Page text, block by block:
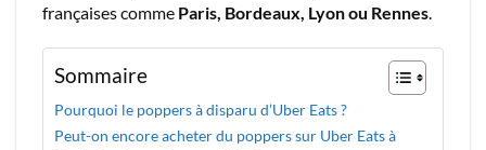
françaises comme Paris, Bordeaux, Lyon ou Rennes
Sommaire
Pourquoi le poppers à disparu d’Uber Eats ?
Peut-on encore acheter du poppers sur Uber Eats à